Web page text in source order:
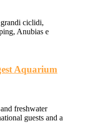
ciclidi,
Anubias e
Aquarium
freshwater
guests and a